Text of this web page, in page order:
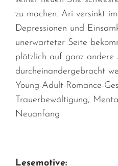
zu machen. Ari versinkt
Depressionen und
unerwarteter Seite
plötzlich auf ganz andere
durcheinandergebracht
Young-Adult-Romance-
Trauerbewältigung,
Neuanfang
Lesemotive: